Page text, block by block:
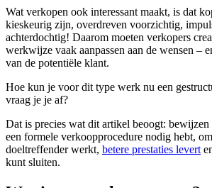
Wat verkopen ook interessant maakt, is dat
kieskeurig zijn, overdreven voorzichtig,
achterdochtig! Daarom moeten verkopers
werkwijze vaak aanpassen aan de wensen –
van de potentiële klant.
Hoe kun je voor dit type werk nu een
vraag je je af?
Dat is precies wat dit artikel beoogt: bewijzen
een formele verkoopprocedure nodig hebt,
doeltreffender werkt, betere prestaties levert
kunt sluiten.